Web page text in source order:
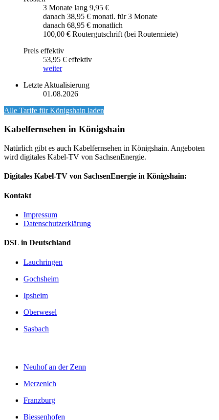
3 Monate lang 9,95 €
danach 38,95 € monatl. für 3 Monate
danach 68,95 € monatlich
100,00 € Routergutschrift (bei Routermiete)
Preis effektiv
53,95 € effektiv
weiter
Letzte Aktualisierung
01.08.2026
Alle Tarife fürKönigshain laden
Kabelfernsehen in Königshain
Natürlich gibt es auch Kabelfernsehen in Königshain. Angeboten
wird digitales Kabel-TV von SachsenEnergie.
Digitales Kabel-TV von SachsenEnergie in Königshain:
Kontakt
Impressum
Datenschutzerklärung
DSL in Deutschland
Lauchringen
Gochsheim
Ipsheim
Oberwesel
Sasbach
Neuhof an der Zenn
Merzenich
Franzburg
Biessenhofen